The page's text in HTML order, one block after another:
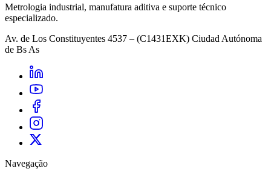
Metrologia industrial, manufatura aditiva e suporte técnico
especializado.
Av. de Los Constituyentes 4537 – (C1431EXK) Ciudad Autónoma
de Bs As
Navegação